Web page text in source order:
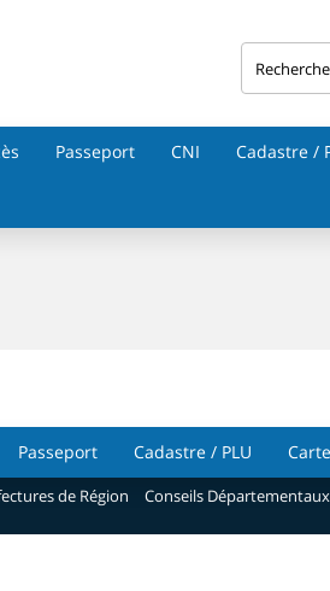
Passeport CNI Cadastre /
Passeport Cadastre / PLU
de Région Conseils Départementaux